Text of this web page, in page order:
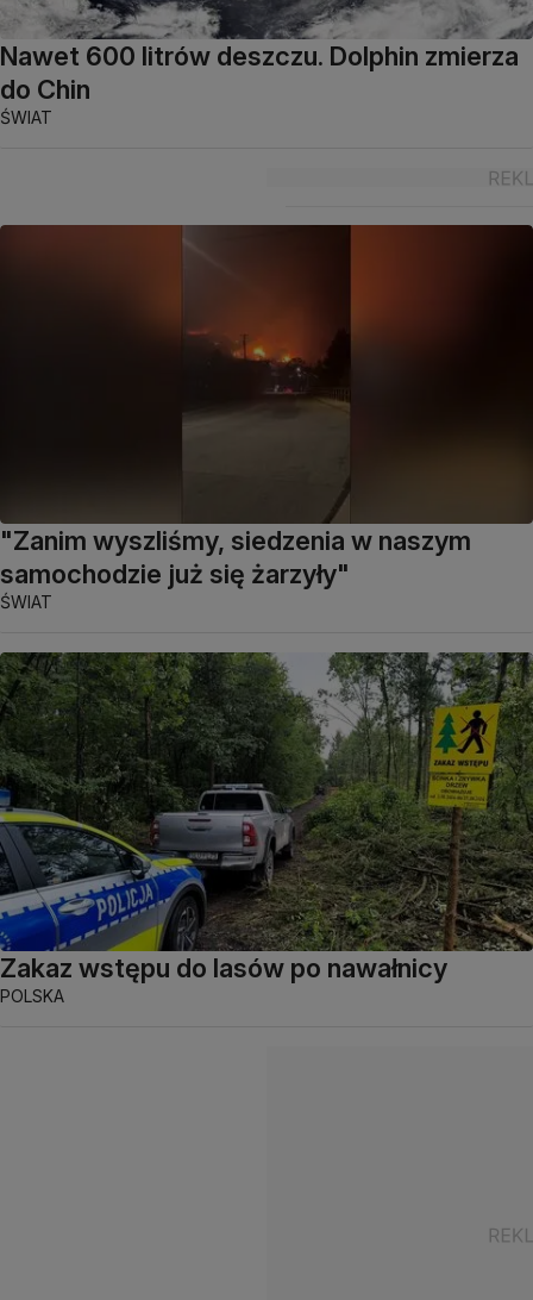
Nawet 600 litrów deszczu. Dolphin zmierza
do Chin
ŚWIAT
"Zanim wyszliśmy, siedzenia w naszym
samochodzie już się żarzyły"
ŚWIAT
Zakaz wstępu do lasów po nawałnicy
POLSKA